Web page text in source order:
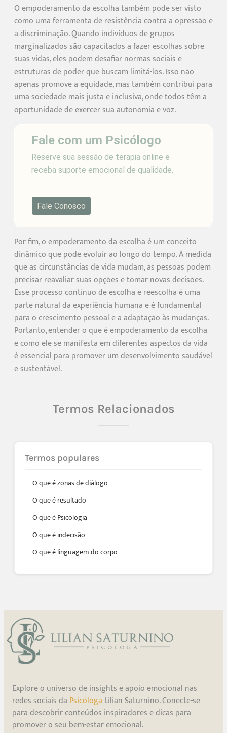
O empoderamento da escolha também pode ser visto
como uma ferramenta de resistência contra a opressão e
a discriminação. Quando indivíduos de grupos
marginalizados são capacitados a fazer escolhas sobre
suas vidas, eles podem desafiar normas sociais e
estruturas de poder que buscam limitá-los. Isso não
apenas promove a equidade, mas também contribui para
uma sociedade mais justa e inclusiva, onde todos têm a
oportunidade de exercer sua autonomia e voz.
Fale com um Psicólogo
Reserve sua sessão de terapia online e
receba suporte emocional de qualidade.
Fale Conosco
Por fim, o empoderamento da escolha é um conceito
dinâmico que pode evoluir ao longo do tempo. À medida
que as circunstâncias de vida mudam, as pessoas podem
precisar reavaliar suas opções e tomar novas decisões.
Esse processo contínuo de escolha e reescolha é uma
parte natural da experiência humana e é fundamental
para o crescimento pessoal e a adaptação às mudanças.
Portanto, entender o que é empoderamento da escolha
e como ele se manifesta em diferentes aspectos da vida
é essencial para promover um desenvolvimento saudável
e sustentável.
Termos Relacionados
Termos populares
O que é zonas de diálogo
O que é resultado
O que é Psicologia
O que é indecisão
O que é linguagem do corpo
Explore o universo de insights e apoio emocional nas
redes sociais da Psicóloga Lilian Saturnino. Conecte-se
para descobrir conteúdos inspiradores e dicas para
promover o seu bem-estar emocional.